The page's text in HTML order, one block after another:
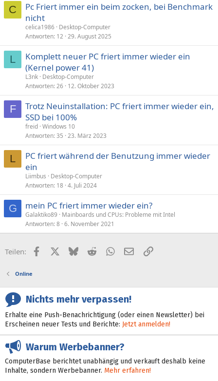
C
Pc Friert immer ein beim zocken, bei Benchmark
nicht
celica1986 Desktop-Computer
Antworten 12 29. August 2025
L
Komplett neuer PC friert immer wieder ein
(Kernel power 41)
L3nk Desktop-Computer
Antworten 26 12. Oktober 2023
F
Trotz Neuinstallation: PC friert immer wieder ein,
SSD bei 100%
freid Windows 10
Antworten 35 23. März 2023
L
PC friert während der Benutzung immer wieder
ein
Liimbus
Desktop-Computer
Antworten 18 4. Juli 2024
G mein PC friert immer wieder ein?
Galaktiko89
Mainboards und CPUs: Probleme mit Intel
Antworten 8 6. November 2021
Teilen: FacebookX (Twitter)
BlueskyRedditWhatsApp
E-MailLink
Online
Nichts mehr verpassen!
Erhalte eine Push-Benachrichtigung (oder einen Newsletter) bei
Erscheinen neuer Tests und Berichte: Jetzt anmelden!
Warum Werbebanner?
ComputerBase berichtet unabhängig und verkauft deshalb keine
Inhalte, sondern Werbebanner. Mehr erfahren!